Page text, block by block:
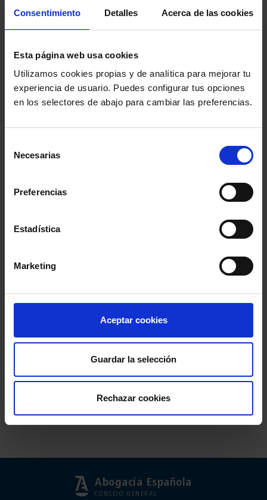
Consentimiento Detalles Acerca de las cookies
Esta página web usa cookies
Utilizamos cookies propias y de analítica para mejorar tu
experiencia de usuario. Puedes configurar tus opciones
en los selectores de abajo para cambiar las preferencias.
Necesarias
Preferencias
Estadística
Marketing
Aceptar cookies
Guardar la selección
Rechazar cookies
Abogacía Española
CONSEJO GENERAL